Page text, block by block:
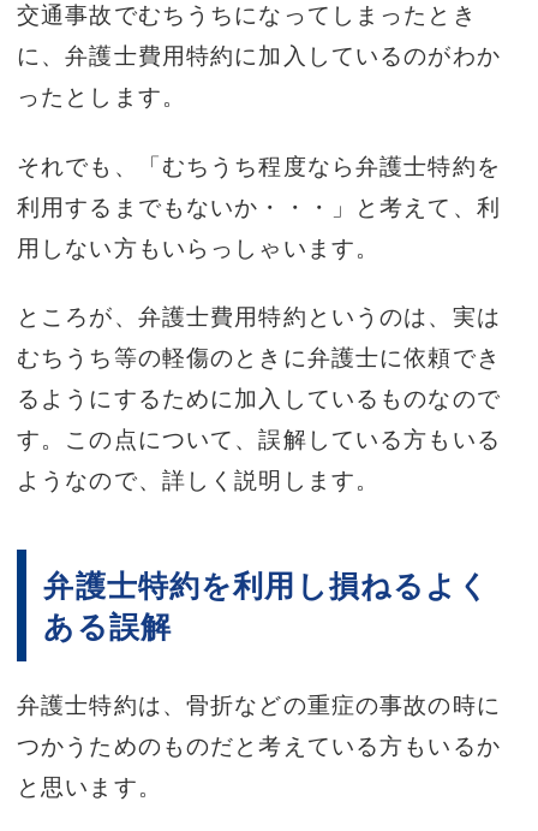
交通事故でむちうちになってしまったとき
に、弁護士費用特約に加入しているのがわか
ったとします。
それでも、「むちうち程度なら弁護士特約を
利用するまでもないか・・・」と考えて、利
用しない方もいらっしゃいます。
ところが、弁護士費用特約というのは、実は
むちうち等の軽傷のときに弁護士に依頼でき
るようにするために加入しているものなので
す。この点について、誤解している方もいる
ようなので、詳しく説明します。
弁護士特約を利用し損ねるよく
ある誤解
弁護士特約は、骨折などの重症の事故の時に
つかうためのものだと考えている方もいるか
と思います。